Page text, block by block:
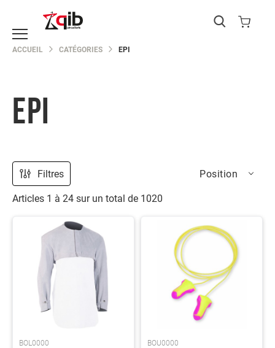
Catégories
tête
des
yeux
Protection
des
voies
respiratoires
Protection
ACCUEIL CATÉGORIES EPI
EPI
Articles 1 à 24sur un total de 1020
Filtres Position
BOL0000 BOU0000